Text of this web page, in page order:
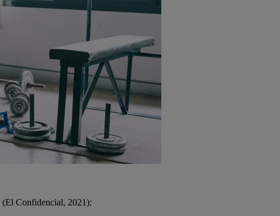
(El Confidencial, 2021):